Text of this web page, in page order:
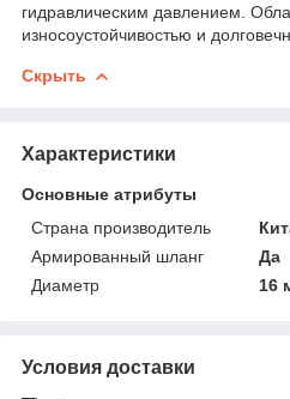
гидравлическим давлением.
износоустойчивостью и
Скрыть
Характеристики
Основные атрибуты
Страна производитель
Армированный шланг
Да
Диаметр
16
Условия доставки